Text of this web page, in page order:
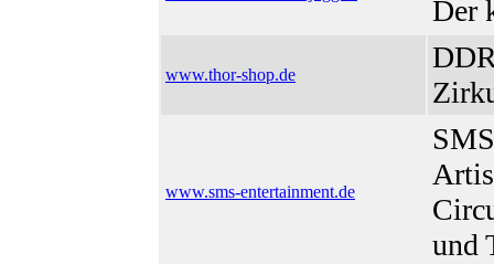
Der
www.thor-shop.de
www.sms-entertainment.de
und